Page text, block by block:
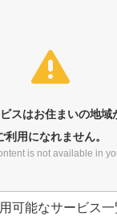
スはお住まいの地域
利用になれません。
is not available in
可能なサービス一